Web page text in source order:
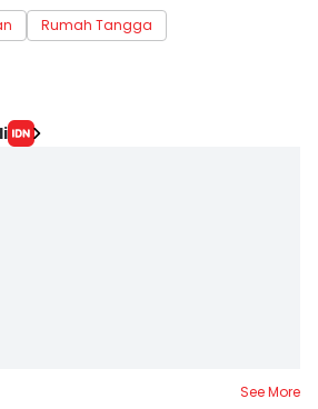
Rumah Tangga
See More